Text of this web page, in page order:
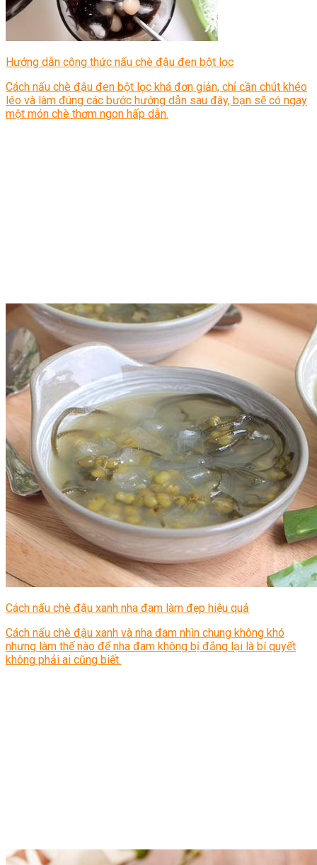
Hướng dẫn công thức nấu chè đậu đen bột lọc
Cách nấu chè đậu đen bột lọc khá đơn giản, chỉ cần chút khéo
léo và làm đúng các bước hướng dẫn sau đây, bạn sẽ có ngay
một món chè thơm ngon hấp dẫn.
Cách nấu chè đậu xanh nha đam làm đẹp hiệu quả
Cách nấu chè đậu xanh và nha đam nhìn chung không khó
nhưng làm thế nào để nha đam không bị đắng lại là bí quyết
không phải ai cũng biết.